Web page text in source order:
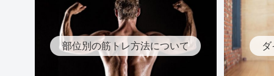
部位別の筋トレ方法について